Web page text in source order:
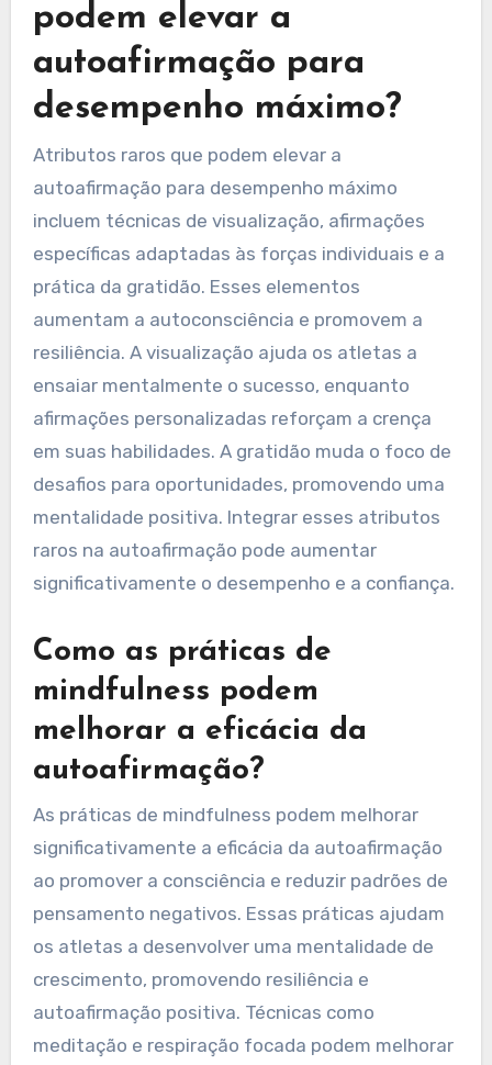
podem elevar a
autoafirmação para
desempenho máximo?
Atributos raros que podem elevar a
autoafirmação para desempenho máximo
incluem técnicas de visualização, afirmações
específicas adaptadas às forças individuais e a
prática da gratidão. Esses elementos
aumentam a autoconsciência e promovem a
resiliência. A visualização ajuda os atletas a
ensaiar mentalmente o sucesso, enquanto
afirmações personalizadas reforçam a crença
em suas habilidades. A gratidão muda o foco de
desafios para oportunidades, promovendo uma
mentalidade positiva. Integrar esses atributos
raros na autoafirmação pode aumentar
significativamente o desempenho e a confiança.
Como as práticas de
mindfulness podem
melhorar a eficácia da
autoafirmação?
As práticas de mindfulness podem melhorar
significativamente a eficácia da autoafirmação
ao promover a consciência e reduzir padrões de
pensamento negativos. Essas práticas ajudam
os atletas a desenvolver uma mentalidade de
crescimento, promovendo resiliência e
autoafirmação positiva. Técnicas como
meditação e respiração focada podem melhorar